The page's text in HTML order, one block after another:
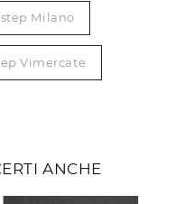
Milano
Vimercate
ANCHE